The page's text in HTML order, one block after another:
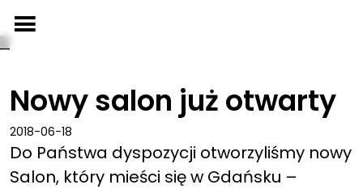
do
treści
Nowy salon już otwarty
2018-06-18
Do Państwa dyspozycji otworzyliśmy nowy
Salon, który mieści się w Gdańsku –